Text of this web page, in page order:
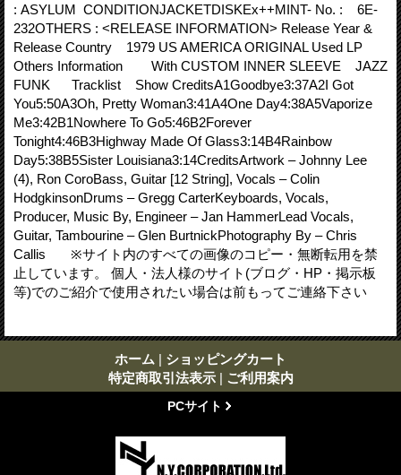
: ASYLUM CONDITIONJACKETDISKEx++MINT- No. : 6E-
232OTHERS : <RELEASE INFORMATION> Release Year &
Release Country 1979 US AMERICA ORIGINAL Used LP
Others Information With CUSTOM INNER SLEEVE JAZZ
FUNK Tracklist Show CreditsA1Goodbye3:37A2I Got
You5:50A3Oh, Pretty Woman3:41A4One Day4:38A5Vaporize
Me3:42B1Nowhere To Go5:46B2Forever
Tonight4:46B3Highway Made Of Glass3:14B4Rainbow
Day5:38B5Sister Louisiana3:14CreditsArtwork – Johnny Lee
(4), Ron CoroBass, Guitar [12 String], Vocals – Colin
HodgkinsonDrums – Gregg CarterKeyboards, Vocals,
Producer, Music By, Engineer – Jan HammerLead Vocals,
Guitar, Tambourine – Glen BurtnickPhotography By – Chris
Callis ※サイト内のすべての画像のコピー・無断転用を禁
止しています。 個人・法人様のサイト(ブログ・HP・掲示板
等)でのご紹介で使用されたい場合は前もってご連絡下さい
ホーム | ショッピングカート
特定商取引法表示 | ご利用案内
PCサイト